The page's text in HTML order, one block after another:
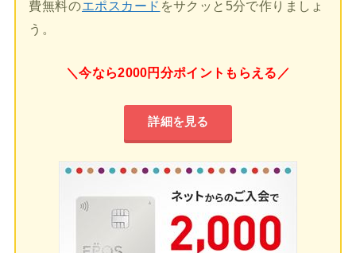
費無料のエポスカード をサクッと5分で作りましょ
う。
＼今なら2000円分ポイントもらえる／
詳細を見る